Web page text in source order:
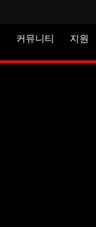
커뮤니티 지원